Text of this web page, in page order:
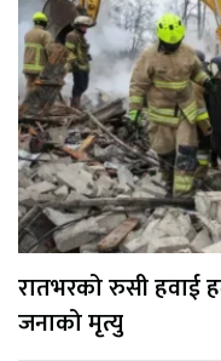
रातभरको रुसी हवाई
जनाको मृत्यु